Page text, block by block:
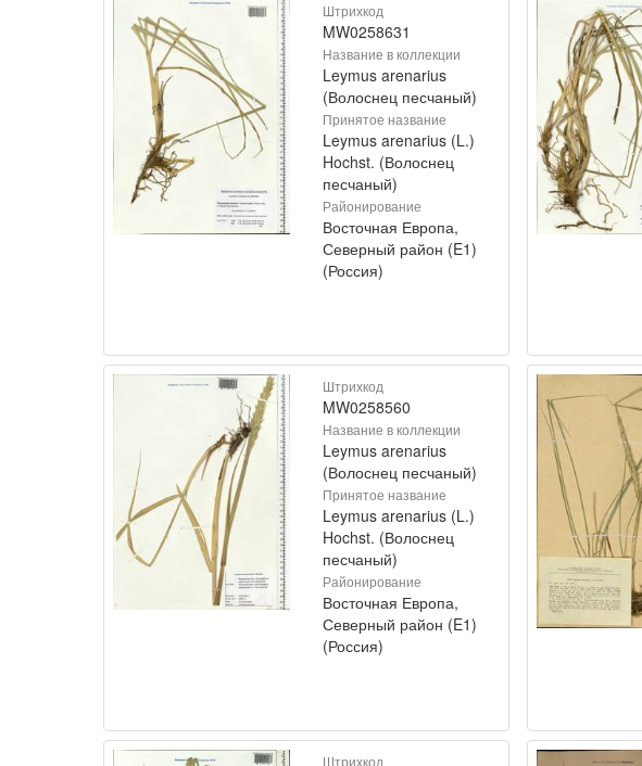
Штрихкод
MW0258631
Название в коллекции
Leymus arenarius
(Волоснец песчаный)
Принятое название
Leymus arenarius (L.)
Hochst. (Волоснец
песчаный)
Районирование
Восточная Европа,
Северный район (E1)
(Россия)
Штрихкод
MW0258560
Название в коллекции
Leymus arenarius
(Волоснец песчаный)
Принятое название
Leymus arenarius (L.)
Hochst. (Волоснец
песчаный)
Районирование
Восточная Европа,
Северный район (E1)
(Россия)
Штрихкод